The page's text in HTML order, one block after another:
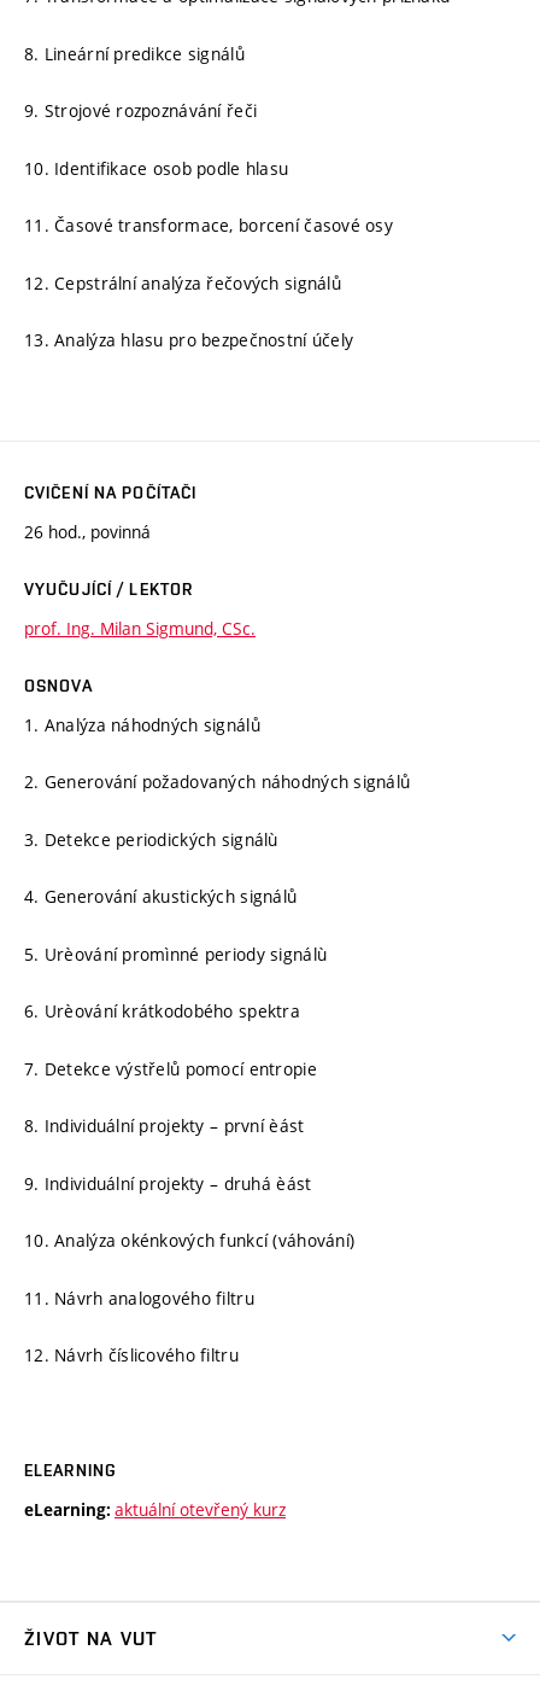
8. Lineární predikce signálů
9. Strojové rozpoznávání řeči
10. Identifikace osob podle hlasu
11. Časové transformace, borcení časové osy
12. Cepstrální analýza řečových signálů
13. Analýza hlasu pro bezpečnostní účely
CVIČENÍ NA POČÍTAČI
26 hod., povinná
VYUČUJÍCÍ / LEKTOR
prof. Ing. Milan Sigmund, CSc.
OSNOVA
1. Analýza náhodných signálů
2. Generování požadovaných náhodných signálů
3. Detekce periodických signálù
4. Generování akustických signálů
5. Urèování promìnné periody signálù
6. Urèování krátkodobého spektra
7. Detekce výstřelů pomocí entropie
8. Individuální projekty – první èást
9. Individuální projekty – druhá èást
10. Analýza okénkových funkcí (váhování)
11. Návrh analogového filtru
12. Návrh číslicového filtru
ELEARNING
eLearning: aktuální otevřený kurz
ŽIVOT NA VUT